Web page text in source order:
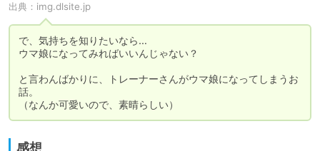
出典： img.dlsite.jp
で、気持ちを知りたいなら…
ウマ娘になってみればいいんじゃない？
と言わんばかりに、トレーナーさんがウマ娘になってしまうお
話。
（なんか可愛いので、素晴らしい）
感想